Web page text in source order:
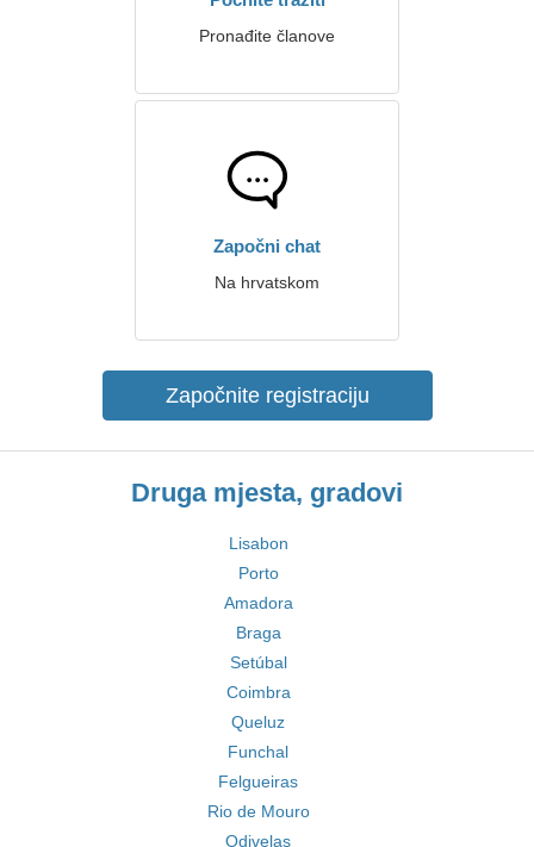
Pronađite članove
Započni chat
Na hrvatskom
Započnite registraciju
Druga mjesta, gradovi
Lisabon
Porto
Amadora
Braga
Setúbal
Coimbra
Queluz
Funchal
Felgueiras
Rio de Mouro
Odivelas